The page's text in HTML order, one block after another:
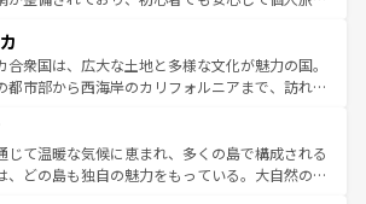
を参照してほしい。
そのまま残る町や、スイスならではのユニークな
あり、アルプス観光だけでなく町歩きも満喫する
きる。国民の所得が高いため物価も高いが、旅行
費無料で観光を楽しむこともできる。 なお、新
ス情報はコンテンツ一覧 を参照してほしい。
合衆国は、広大な土地と多様な文化が魅力の国。
都市部から西海岸のカリフォルニアまで、訪れる
巨大都市は、観光、ショッピング、エンターテイ
が詰まった刺激的なスポットだ。一方、アメリカ
大自然が広がり、グランドキャニオンやイエロー
じて温暖な気候に恵まれ、多くの島で構成される
、どの島も独自の魅力をもっている。大自然の神